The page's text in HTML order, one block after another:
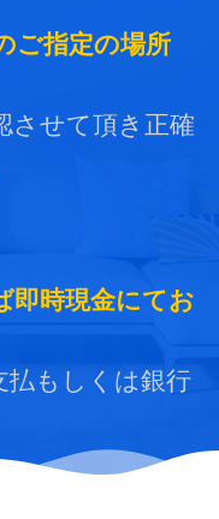
ご指定の場所
させて頂き正確
即時現金にてお
払もしくは銀行